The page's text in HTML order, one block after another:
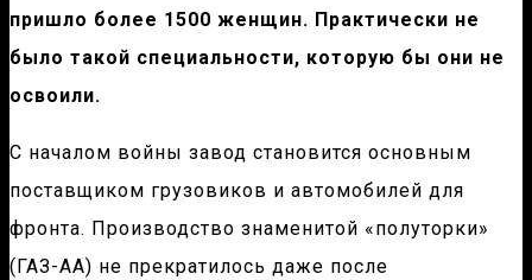
пришло более 1500 женщин. Практически не
было такой специальности, которую бы они не
освоили.
С началом войны завод становится основным
поставщиком грузовиков и автомобилей для
фронта. Производство знаменитой «полуторки»
(ГАЗ-АА) не прекратилось даже после